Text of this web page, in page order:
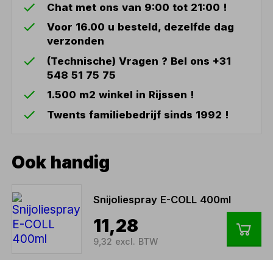
Chat met ons van 9:00 tot 21:00 !
Voor 16.00 u besteld, dezelfde dag
verzonden
(Technische) Vragen ? Bel ons +31
548 51 75 75
1.500 m2 winkel in Rijssen !
Twents familiebedrijf sinds 1992 !
Ook handig
Snijoliespray E-COLL 400ml
11,28
9,32 excl. BTW